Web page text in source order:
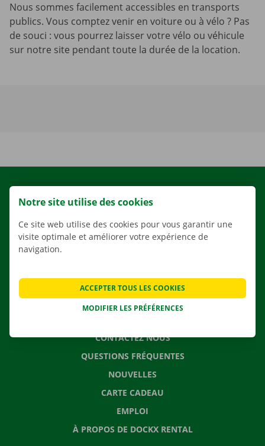
Nous sommes facilement accessibles en transports
publics. Vous comptez venir en voiture ou à vélo ? Pas
de souci : vous pourrez laisser votre vélo ou véhicule
sur notre site pendant toute la durée de la location.
LOCATION
NOS VÉHICULES
NOS SERVICES
SOLUTIONS DE DÉMÉNAGEMENT
CONTACTEZ NOUS
QUESTIONS FRÉQUENTES
NOUVELLES
CARTE CADEAU
EMPLOI
À PROPOS DE DOCKX RENTAL
Notre site utilise des cookies
Ce site web utilise des cookies pour vous garantir une
visite optimale et améliorer votre expérience de
navigation.
MODIFIER LES PRÉFÉRENCES
ACCEPTER TOUS LES COOKIES